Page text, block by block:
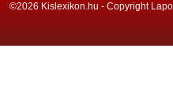
©2026 Kislexikon.hu - Copyright